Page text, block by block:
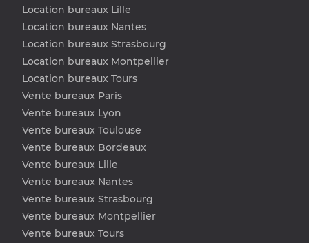
Location bureaux Lille
Location bureaux Nantes
Location bureaux Strasbourg
Location bureaux Montpellier
Location bureaux Tours
Vente bureaux Paris
Vente bureaux Lyon
Vente bureaux Toulouse
Vente bureaux Bordeaux
Vente bureaux Lille
Vente bureaux Nantes
Vente bureaux Strasbourg
Vente bureaux Montpellier
Vente bureaux Tours